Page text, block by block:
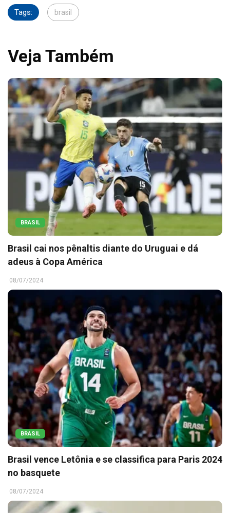
Tags: brasil
Veja Também
BRASIL
Brasil cai nos pênaltis diante do Uruguai e dá
adeus à Copa América
08/07/2024
BRASIL
Brasil vence Letônia e se classifica para Paris 2024
no basquete
08/07/2024